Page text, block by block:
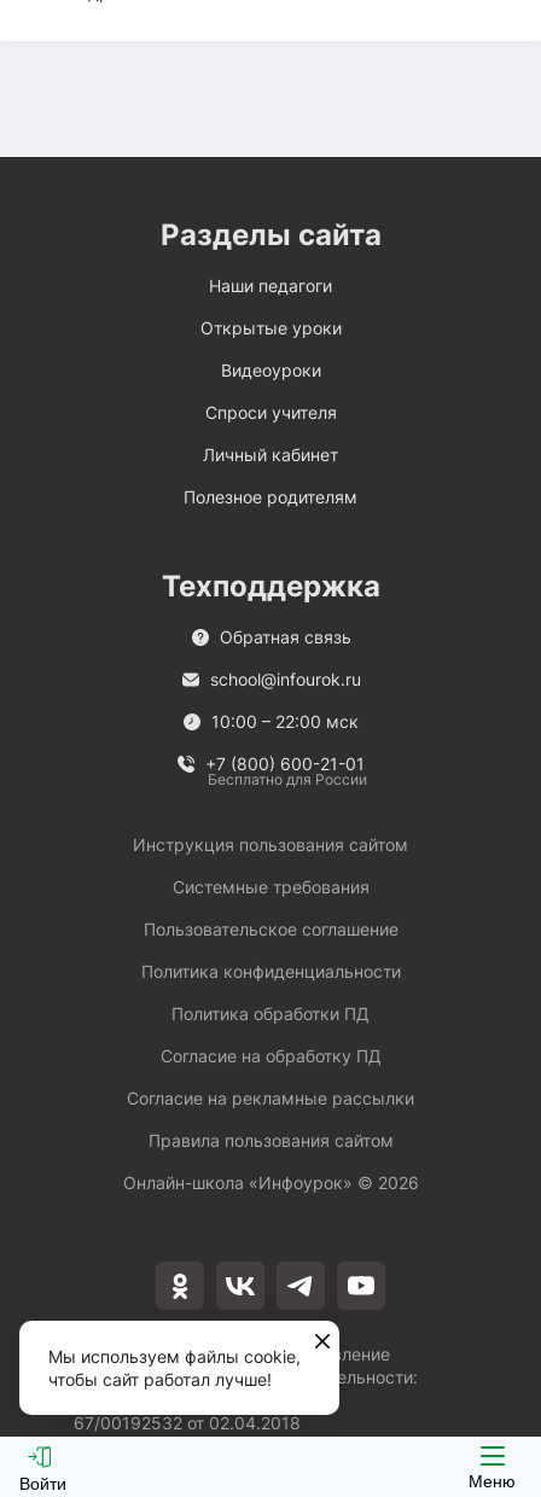
Войти Меню
Лицензия на осуществление
образовательной деятельности:
67/00192532 от 02.04.2018
Разделы сайта
Наши педагоги
Открытые уроки
Видеоуроки
Спроси учителя
Личный кабинет
Полезное родителям
Техподдержка
Обратная связь
school@infourok.ru
10:00 – 22:00 мск
+7 (800) 600-21-01
Бесплатно для России
Инструкция пользования сайтом
Системные требования
Пользовательское соглашение
Политика конфиденциальности
Политика обработки ПД
Согласие на обработку ПД
Согласие на рекламные рассылки
Правила пользования сайтом
Онлайн-школа «Инфоурок» © 2026
Мы используем файлы cookie,
чтобы сайт работал лучше!